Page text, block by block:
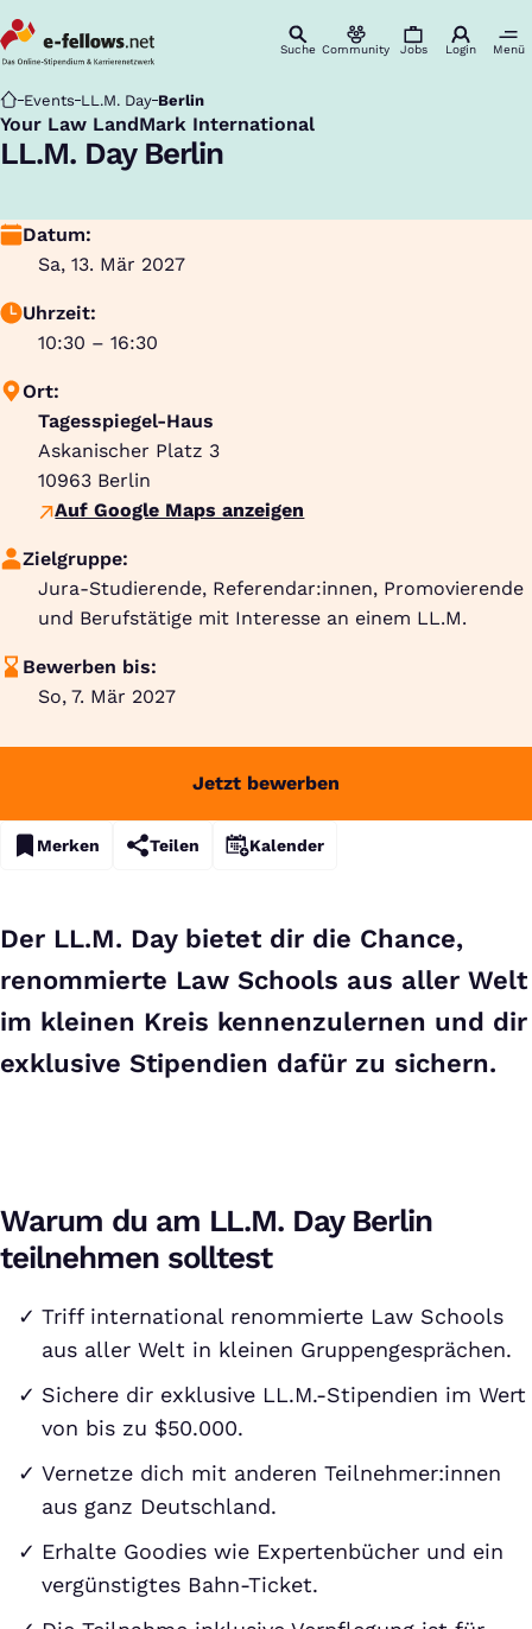
Suche Community Jobs Login Menü
Startseite
Events LL.M. Day Berlin
Your Law LandMark International
:
LL.M. Day Berlin
Datum:
Sa, 13. Mär 2027
Uhrzeit:
10:30 – 16:30
Ort:
Tagesspiegel-Haus
Askanischer Platz 3
10963 Berlin
Auf Google Maps anzeigen
Zielgruppe:
Jura-Studierende, Referendar:innen, Promovierende
und Berufstätige mit Interesse an einem LL.M.
Bewerben bis:
So, 7. Mär 2027
Jetzt bewerben
Merken Teilen Kalender
Der LL.M. Day bietet dir die Chance,
renommierte Law Schools aus aller Welt
im kleinen Kreis kennenzulernen und dir
exklusive Stipendien dafür zu sichern.
Warum du am LL.M. Day Berlin
teilnehmen solltest
Triff international renommierte Law Schools
aus aller Welt in kleinen Gruppengesprächen.
Sichere dir exklusive LL.M.-Stipendien im Wert
von bis zu $50.000.
Vernetze dich mit anderen Teilnehmer:innen
aus ganz Deutschland.
Erhalte Goodies wie Expertenbücher und ein
vergünstigtes Bahn-Ticket.